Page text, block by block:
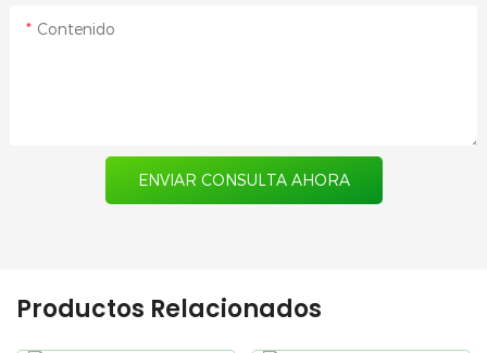
Contenido
ENVIAR CONSULTA AHORA
Productos Relacionados